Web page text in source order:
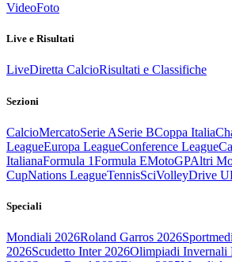
VideoFoto
Live e Risultati
LiveDiretta CalcioRisultati e Classifiche
Sezioni
CalcioMercatoSerie ASerie BCoppa Italia
LeagueEuropa LeagueConference League
ItalianaFormula 1Formula EMotoGPAltri
CupNations LeagueTennisSciVolleyDrive
Speciali
Mondiali 2026Roland Garros 2026
2026Scudetto Inter 2026Olimpiadi Invernali